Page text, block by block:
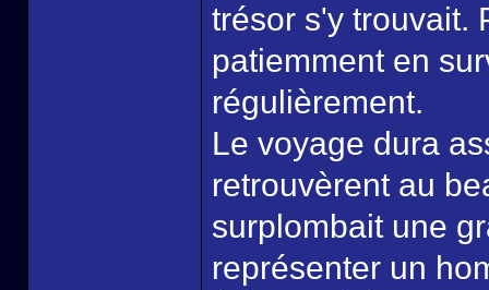
trésor s'y trouvait.
patiemment en
régulièrement.
Le voyage dura
retrouvèrent au
surplombait une
représenter un